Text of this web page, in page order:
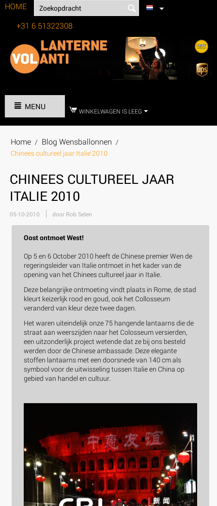
HOME
+31 6 51322308
MENU WINKELWAGEN IS LEEG
Home / Blog Wensballonnen /
Chinees cultureel jaar Italie 2010
CHINEES CULTUREEL JAAR
ITALIE 2010
05-10-2010 door Rob Selen
Oost ontmoet West!
Op 5 en 6 October 2010 heeft de Chinese premier Wen de
regeringsleider van Italie ontmoet in het kader van de
opening van het Chinees cultureel jaar in Italie.
Deze belangrijke ontmoeting vindt plaats in Rome, de stad
kleurt keizerlijk rood en goud, ook het Collosseum
veranderd van kleur deze twee dagen.
Het waren uiteindelijk onze 75 hangende lantaarns die de
straat aan weerszijden naar het Colosseum versierden,
een uitzonderlijk project wetende dat ze bij ons besteld
werden door de Chinese ambassade. Deze elegante
stoffen lantaarns met een doorsnede van 140 cm als
symbool voor de uitwisseling tussen Italie en China op
gebied van handel en cultuur.